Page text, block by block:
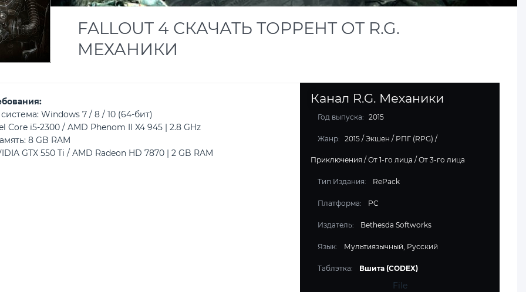
FALLOUT 4 СКАЧАТЬ ТОРРЕНТ ОТ R.G.
МЕХАНИКИ
Канал R.G. Механики
Год выпуска: 2015
Жанр: 2015 /Экшен / РПГ (RPG) /
Приключения /От 1-го лица /От 3-го лица
Тип Издания: RePack
Платформа: PC
Издатель: Bethesda Softworks
Язык: Мультиязычный, Русский
Таблэтка: Вшита (CODEX)
File
Windows 7 / 8 / 10 (64-бит)
Core i5-2300 / AMD Phenom II X4 945 | 2.8 GHz
8 GB RAM
GTX 550 Ti / AMD Radeon HD 7870 | 2 GB RAM